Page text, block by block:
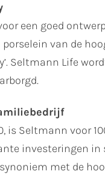
een goed
van de
Seltmann Life
is Seltmann voor
investeringen
met de